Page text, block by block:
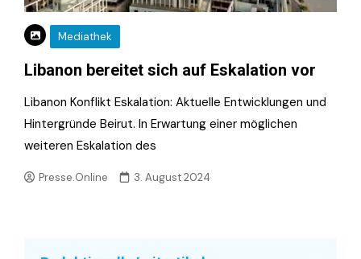
Mediathek
Libanon bereitet sich auf Eskalation vor
Libanon Konflikt Eskalation: Aktuelle Entwicklungen und
Hintergründe Beirut. In Erwartung einer möglichen
weiteren Eskalation des
Presse.Online 3. August 2024